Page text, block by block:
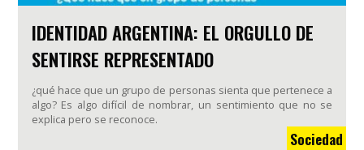
IDENTIDAD ARGENTINA: EL ORGULLO DE
SENTIRSE REPRESENTADO
¿qué hace que un grupo de personas sienta que pertenece a
algo? Es algo difícil de nombrar, un sentimiento que no se
explica pero se reconoce.
Sociedad